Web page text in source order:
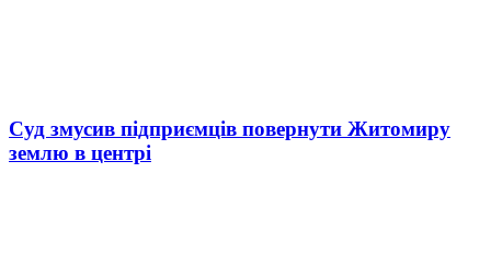
Суд змусив підприємців повернути Житомиру
землю в центрі